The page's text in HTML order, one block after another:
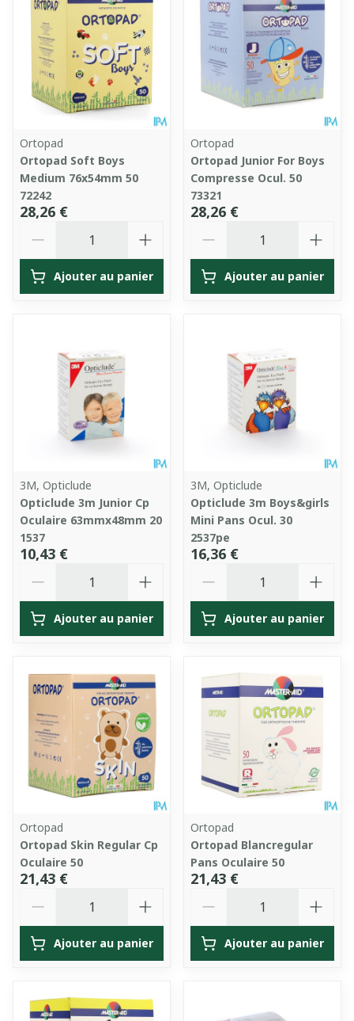
Ortopad
Ortopad Soft Boys
Medium 76x54mm 50
72242
28,26 €
Ajouter au panier
Ortopad
Ortopad Junior For Boys
Compresse Ocul. 50
73321
28,26 €
Ajouter au panier
3M, Opticlude
Opticlude 3m Junior Cp
Oculaire 63mmx48mm 20
1537
10,43 €
Ajouter au panier
3M, Opticlude
Opticlude 3m Boys&girls
Mini Pans Ocul. 30
2537pe
16,36 €
Ajouter au panier
Ortopad
Ortopad Skin Regular Cp
Oculaire 50
21,43 €
Ajouter au panier
Ortopad
Ortopad Blancregular
Pans Oculaire 50
21,43 €
Ajouter au panier